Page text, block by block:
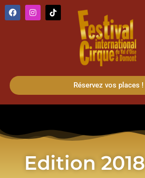
Réservez vos places !
Edition 2018